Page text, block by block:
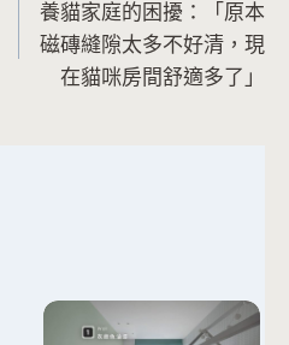
養貓家庭的困擾：「原本
磁磚縫隙太多不好清，現
在貓咪房間舒適多了」